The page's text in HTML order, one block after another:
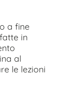
a fine
in
al
le lezioni